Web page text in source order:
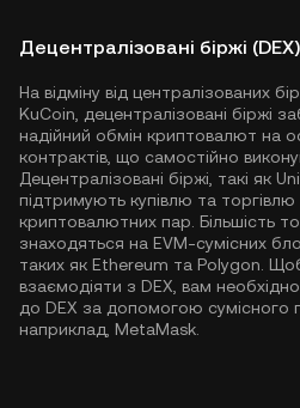
Децентралізовані біржі (DEX)
На відміну від централізованих
KuCoin, децентралізовані біржі
надійний обмін криптовалют на
контрактів, що самостійно
Децентралізовані біржі, такі як
підтримують купівлю та
криптовалютних пар. Більшість
знаходяться на EVM-сумісних
таких як Ethereum та Polygon .
взаємодіяти з DEX, вам
до DEX за допомогою сумісного
наприклад, MetaMask.